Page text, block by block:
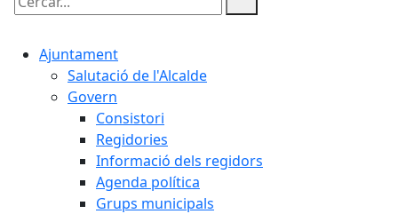
Cercar:
Ajuntament
Salutació de l'Alcalde
Govern
Consistori
Regidories
Informació dels regidors
Agenda política
Grups municipals